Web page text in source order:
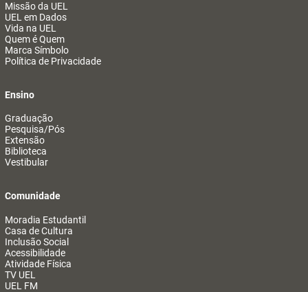
Missão da UEL
UEL em Dados
Vida na UEL
Quem é Quem
Marca Símbolo
Política de Privacidade
Ensino
Graduação
Pesquisa/Pós
Extensão
Biblioteca
Vestibular
Comunidade
Moradia Estudantil
Casa de Cultura
Inclusão Social
Acessibilidade
Atividade Física
TV UEL
UEL FM